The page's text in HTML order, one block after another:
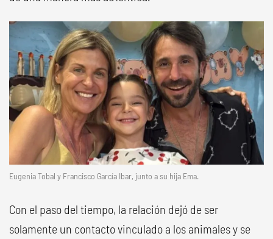
Eugenia Tobal y Francisco García Ibar, junto a su hija Ema.
Con el paso del tiempo, la relación dejó de ser
solamente un contacto vinculado a los animales y se